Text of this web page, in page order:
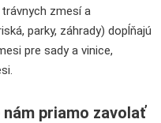
zmesí a
parky, záhrady) dopĺňajú
pre sady a vinice,
priamo zavolať